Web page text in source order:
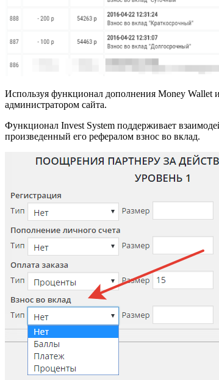
Используя функционал дополнения Money Wallet
администратором сайта.
Функционал Invest System поддерживает
произведенный его рефералом взнос во вклад.